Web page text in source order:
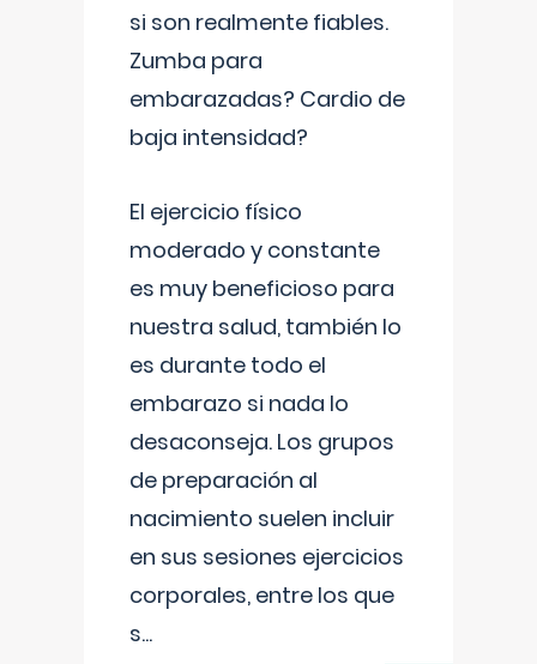
si son realmente fiables.
Zumba para
embarazadas? Cardio de
baja intensidad?
El ejercicio físico
moderado y constante
es muy beneficioso para
nuestra salud, también lo
es durante todo el
embarazo si nada lo
desaconseja. Los grupos
de preparación al
nacimiento suelen incluir
en sus sesiones ejercicios
corporales, entre los que
s...